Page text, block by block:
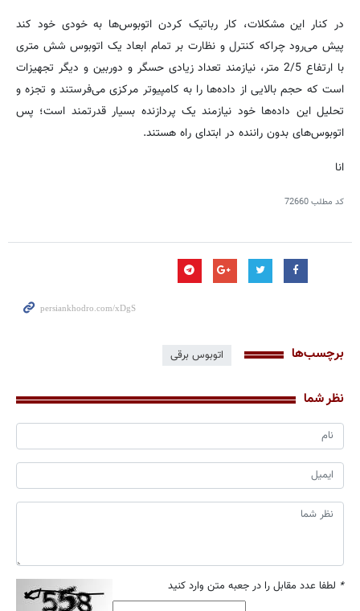
در کنار این مشکلات، کار رباتیک کردن اتوبوس‌ها به‌ خودی‌ خود کند
پیش می‌رود چراکه کنترل و نظارت بر تمام ابعاد یک اتوبوس شش متری
با ارتفاع 2/5 متر، نیازمند تعداد زیادی حسگر و دوربین و دیگر تجهیزات
است که حجم بالایی از داده‌ها را به کامپیوتر مرکزی می‌فرستند و تجزه و
تحلیل این داده‌ها خود نیازمند یک پردازنده بسیار قدرتمند است؛ پس
اتوبوس‌های بدون راننده در ابتدای راه هستند.
انا
کد مطلب72660
برچسب‌ها اتوبوس برقی
نظر شما
* لطفا عدد مقابل را در جعبه متن وارد کنید